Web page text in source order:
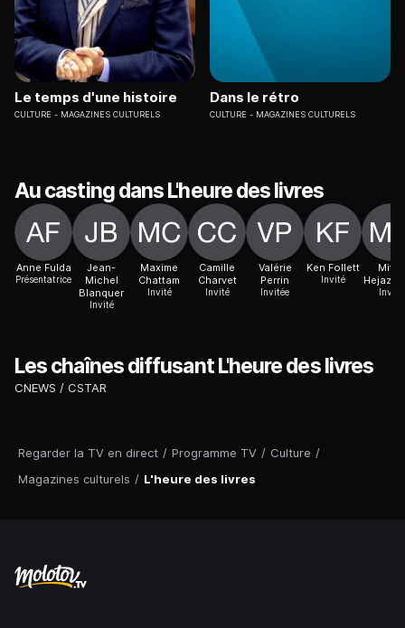
Regarder la TV en direct / Programme TV / Culture /
Magazines culturels / L'heure des livres
Le temps d'une histoire
CULTURE MAGAZINES CULTURELS
Dans le rétro
CULTURE MAGAZINES CULTURELS
Au casting dans L'heure des livres
Anne Fulda
Présentatrice
Jean-
Michel
Blanquer
Invité
Maxime
Chattam
Invité
Camille
Charvet
Invité
Valérie
Perrin
Invitée
Ken Follett
Invité
Mitra
Invité
Les chaînes diffusant L'heure des livres
CNEWS CSTAR